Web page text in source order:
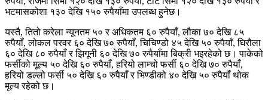
भटमासकोशा १३० देखि १५० रुपैयाँमा उपलब्ध हुनेछ।
यस्तै, तितो करेला न्यूनतम ५० र अधिकतम ६० रुपैयाँ, लौका ७० देखि ८५
रुपैयाँ, लोकल परवर ६० देखि ७० रुपैयाँ, चिचिण्डो ४५ देखि ५० रुपैयाँ, घिरौला
६० देखि ८० रुपैयाँ र झिगूनी ६० देखि ७० रुपैयाँमा बिक्री भइरहेको छ। पाकेको
फर्सीको मूल्य ५० देखि ६० रुपैयाँ, हरियो लाम्चो फर्सी ६० देखि ७० रुपैयाँ,
हरियो डल्लो फर्सी ५० देखि ६० रुपैयाँ र भिण्डीको ४० देखि ५० रुपैयाँ थोक
मूल्य रहेको छ।